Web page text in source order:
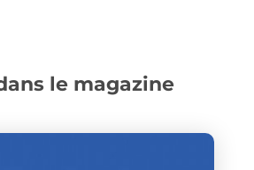
le magazine